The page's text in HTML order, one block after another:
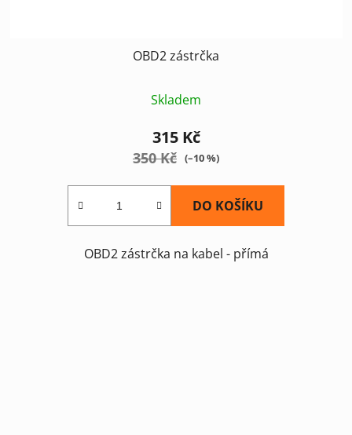
OBD2 zástrčka
Skladem
315 Kč
350 Kč (–10 %)
DO KOŠÍKU
OBD2 zástrčka na kabel - přímá